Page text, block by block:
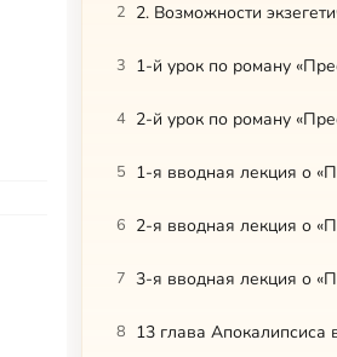
2 2. Возможности
3 1-й урок по роману
4 2-й урок по роману
5 1-я вводная лекция о
6 2-я вводная лекция о
7 3-я вводная лекция о
8 13 глава Апокалипсиса